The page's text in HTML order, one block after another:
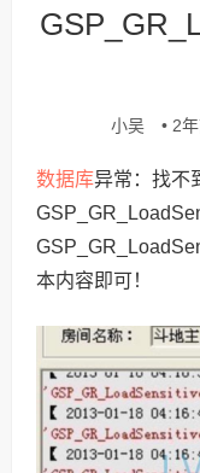
小吴 • 2
数据库异常：找不
本内容即可！